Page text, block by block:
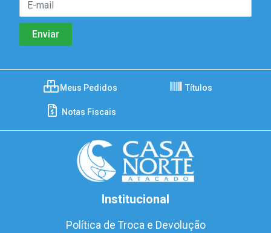
Meus Pedidos Títulos
Notas Fiscais
Institucional
Política de Troca e Devolução